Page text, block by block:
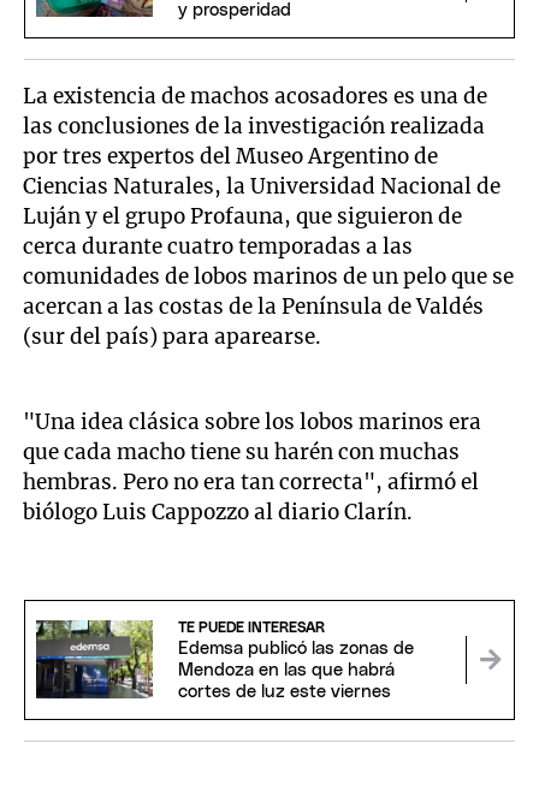
y prosperidad
La existencia de machos acosadores es una de
las conclusiones de la investigación realizada
por tres expertos del Museo Argentino de
Ciencias Naturales, la Universidad Nacional de
Luján y el grupo Profauna, que siguieron de
cerca durante cuatro temporadas a las
comunidades de lobos marinos de un pelo que se
acercan a las costas de la Península de Valdés
(sur del país) para aparearse.
"Una idea clásica sobre los lobos marinos era
que cada macho tiene su harén con muchas
hembras. Pero no era tan correcta", afirmó el
biólogo Luis Cappozzo al diario Clarín.
TE PUEDE INTERESAR
Edemsa publicó las zonas de
Mendoza en las que habrá
cortes de luz este viernes